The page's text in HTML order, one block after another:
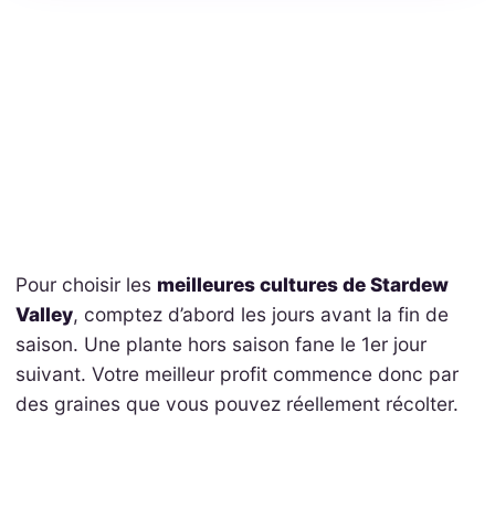
Pour choisir les meilleures cultures de Stardew
Valley, comptez d’abord les jours avant la fin de
saison. Une plante hors saison fane le 1er jour
suivant. Votre meilleur profit commence donc par
des graines que vous pouvez réellement récolter.